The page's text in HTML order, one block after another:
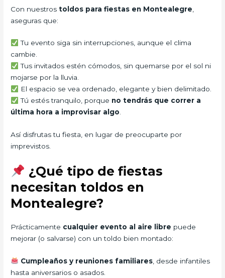
Con nuestrostoldos para fiestas en Montealegre
aseguras que:
Tu evento siga sin interrupciones, aunque el clima
cambie.
Tus invitados estén cómodos, sin quemarse por el sol ni
mojarse por la lluvia.
El espacio se vea ordenado, elegante y bien delimitado.
Tú estés tranquilo, porque no tendrás que correr a
última hora a improvisar algo.
Así disfrutas tu fiesta, en lugar de preocuparte por
imprevistos.
¿Qué tipo de fiestas
necesitan toldos en
Montealegre?
Prácticamente cualquier evento al aire libre puede
mejorar (o salvarse) con un toldo bien montado:
Cumpleaños y reuniones familiares, desde infantiles
hasta aniversarios o asados.